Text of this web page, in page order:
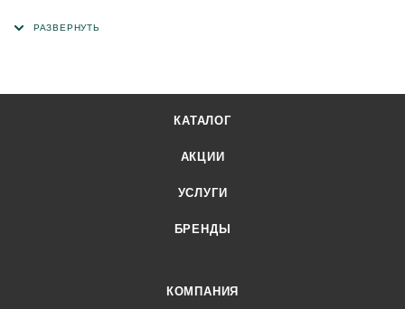
Длительный эксплуатационный срок с сохранением
КАТАЛОГ
АКЦИИ
УСЛУГИ
БРЕНДЫ
КОМПАНИЯ